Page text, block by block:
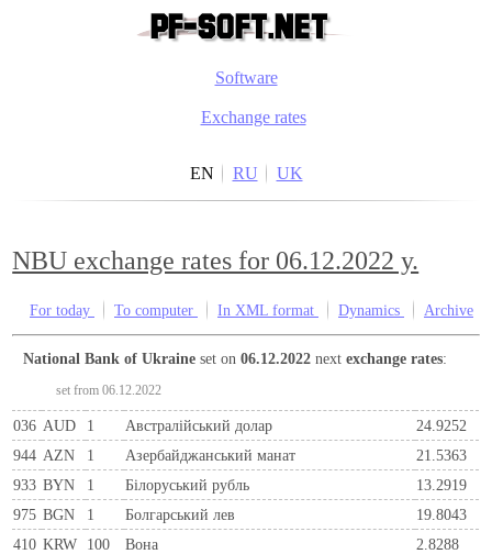
Software
Exchange rates
EN RU UK
NBU exchange rates for 06.12.2022 y.
For today To computer In XML format Dynamics Archive
National Bank of Ukraine set on06.12.2022 nextexchange rates:
set from 06.12.2022
036 AUD 1 Австралійський долар
24.9252
944 AZN 1 Азербайджанський манат
21.5363
933 BYN 1 Бiлоруський рубль
13.2919
975 BGN 1 Болгарський лев
19.8043
410 KRW 100 Вона
2.8288